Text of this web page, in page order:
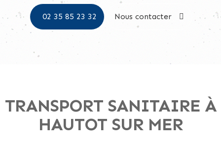
02 35 85 23 32 Nous contacter
TRANSPORT SANITAIRE À
HAUTOT SUR MER